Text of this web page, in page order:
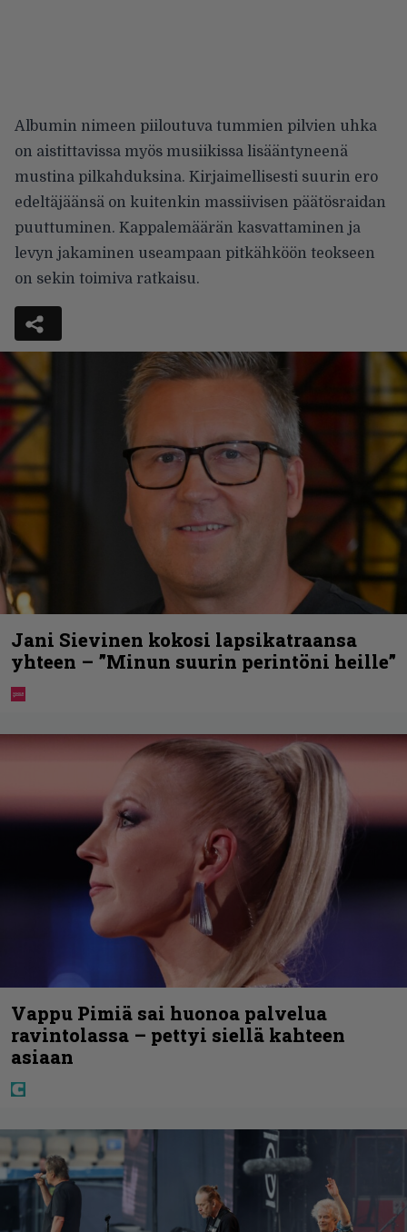
Albumin nimeen piiloutuva tummien pilvien uhka
on aistittavissa myös musiikissa lisääntyneenä
mustina pilkahduksina. Kirjaimellisesti suurin ero
edeltäjäänsä on kuitenkin massiivisen päätösraidan
puuttuminen. Kappalemäärän kasvattaminen ja
levyn jakaminen useampaan pitkähköön teokseen
on sekin toimiva ratkaisu.
Jani Sievinen kokosi lapsikatraansa
yhteen – ”Minun suurin perintöni heille”
Vappu Pimiä sai huonoa palvelua
ravintolassa – pettyi siellä kahteen
asiaan